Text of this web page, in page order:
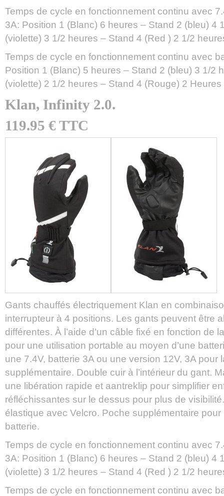
Temps de cycle en fonctionnement continu avec
3A: Position 1 (Blanc) 6 heures – Stand 2 (bleu) 4
(violette) 3 1/2 heures – Stand 4 (Red ) 2 1/2
Temps de cycle en fonctionnement continu avec
Position 1 (Blanc) 5 heures – Stand 2 (bleu) 3 1/2
(violette) 2 1/2 heures – Stand 4 (Rouge) 2 Heures
Klan, Infinity 2.0.
119.95 € TTC
Gants chauffés électriquement Klan en
interrupteur à 4 positions. Les gants peuvent être
différentes. À l’aide d’un câble fixé en fonction de
pour une utilisation portable au moyen d’une
une 7.4V, batterie 3A ou une version 12V, 3A pour
supplémentaire. Double cuir à l’intérieur du gant.
une libération rapide et aantreklip pour simplifier
réfléchissantes sur le dessus pour plus de
élastique avec Velcro. Poche supplémentaire
batterie.
Temps de cycle en fonctionnement continu avec
3A: Position 1 (Blanc) 6 heures – Stand 2 (bleu) 4
(violette) 3 1/2 heures – Stand 4 (Red ) 2 1/2
Temps de cycle en fonctionnement continu avec